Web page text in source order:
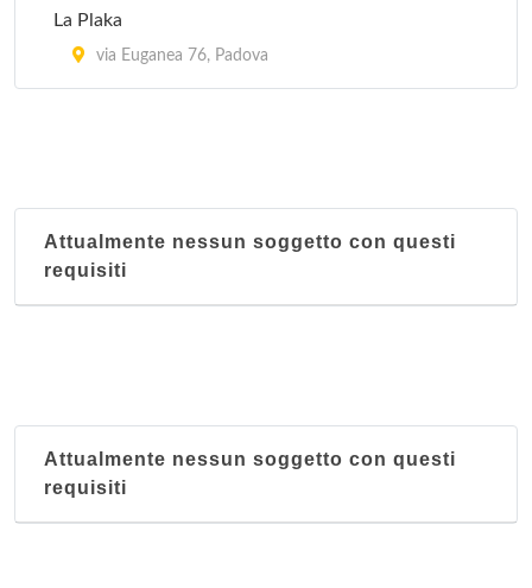
La Plaka
via Euganea 76, Padova
Attualmente nessun soggetto con questi
requisiti
Attualmente nessun soggetto con questi
requisiti